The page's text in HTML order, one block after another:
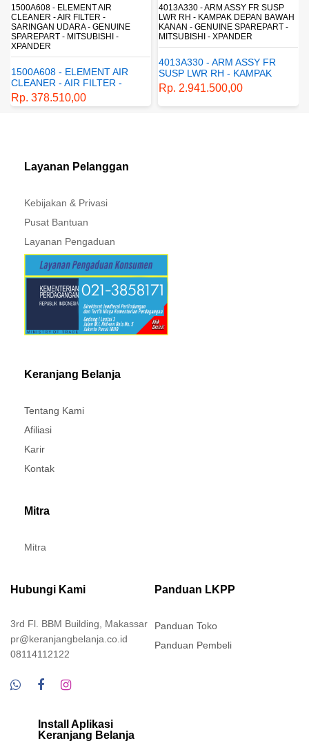
4013A330 - ARM ASSY FR SUSP
LWR RH - KAMPAK DEPAN BAWAH
KANAN - GENUINE SPAREPART -
MITSUBISHI - XPANDER
SUSP LWR RH - KAMPAK
DEPAN BAWAH KANAN -
GENUINE SPAREPART -
MITSUBISHI - XPANDER
Rp. 2.941.500,00
4162A413 - SHOCK ABSORBER RR
SUSP - SUSPENSI BELAKANG -
SHOCKBREAKER BELAKANG -
GENUINE SPAREPART -
MITSUBISHI - XPANDER
4162A413 - SHOCK
ABSORBER RR SUSP -
SUSPENSI BELAKANG -
SHOCKBREAKER BELAKANG
Rp. 1.198.800,00
Layanan Pelanggan
Kebijakan & Privasi
Pusat Bantuan
Layanan Pengaduan
Keranjang Belanja
Tentang Kami
Afiliasi
Karir
Kontak
Mitra
Mitra
Hubungi Kami
3rd Fl. BBM Building, Makassar
pr@keranjangbelanja.co.id
08114112122
Panduan LKPP
Panduan Toko
Panduan Pembeli
Install Aplikasi
Keranjang Belanja